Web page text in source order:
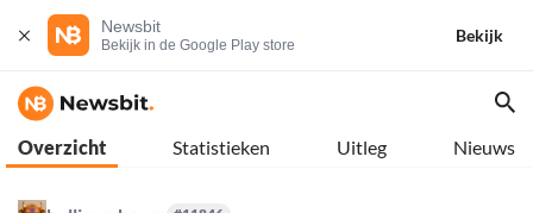
Newsbit
Bekijk in de Google Play store
Bekijk
Overzicht Statistieken Uitleg Nieuws